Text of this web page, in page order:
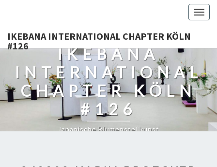
IKEBANA INTERNATIONAL CHAPTER KÖLN
#126
IKEBANA
INTERNATIONAL
CHAPTER KÖLN
#126
Japanische Blumenstellkunst